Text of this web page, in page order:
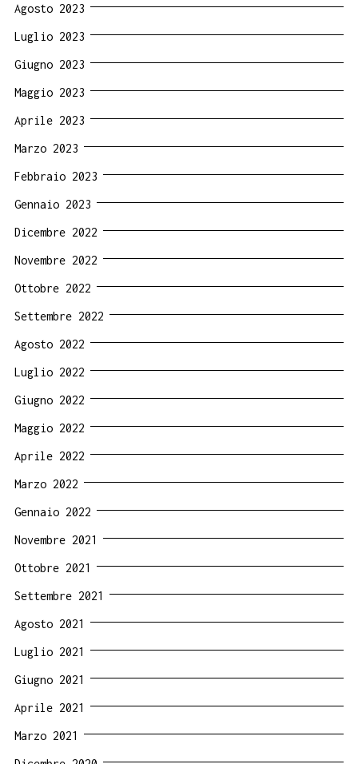
Agosto 2023
Luglio 2023
Giugno 2023
Maggio 2023
Aprile 2023
Marzo 2023
Febbraio 2023
Gennaio 2023
Dicembre 2022
Novembre 2022
Ottobre 2022
Settembre 2022
Agosto 2022
Luglio 2022
Giugno 2022
Maggio 2022
Aprile 2022
Marzo 2022
Gennaio 2022
Novembre 2021
Ottobre 2021
Settembre 2021
Agosto 2021
Luglio 2021
Giugno 2021
Aprile 2021
Marzo 2021